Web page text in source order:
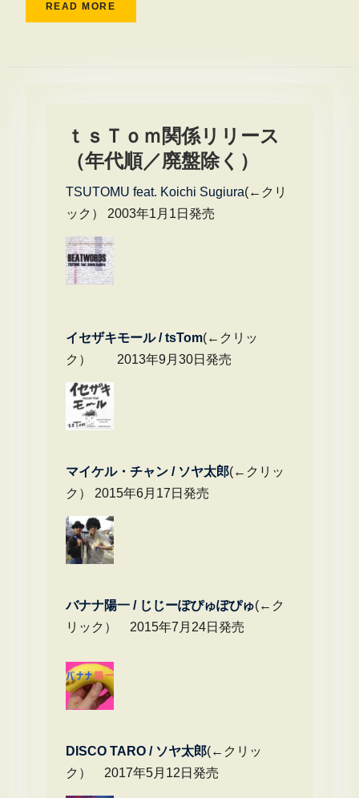
READ MORE
ｔｓＴｏｍ関係リリース
（年代順／廃盤除く）
TSUTOMU feat. Koichi Sugiura(←クリ
ック） 2003年1月1日発売
イセザキモール / tsTom(←クリッ
ク） 2013年9月30日発売
マイケル・チャ ン / ソヤ太郎(←クリッ
ク） 2015年6月17日発売
バナナ陽一 / じじーぽぴゅぽぴゅ(←ク
リック） 2015年7月24日発売
DISCO TARO / ソヤ太郎(←クリッ
ク） 2017年5月12日発売